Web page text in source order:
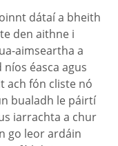
dátaí a bheith
den aithne i
aimseartha a
éasca agus
ach fón cliste nó
bualadh le páirtí
iarrachta a chur
go leor ardáin